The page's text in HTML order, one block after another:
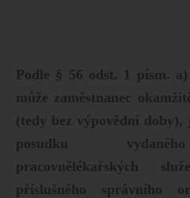
Podle § 56 odst. 1 písm.
může zaměstnanec
(tedy bez výpovědní doby),
posudku
pracovnělékařských
příslušného správního